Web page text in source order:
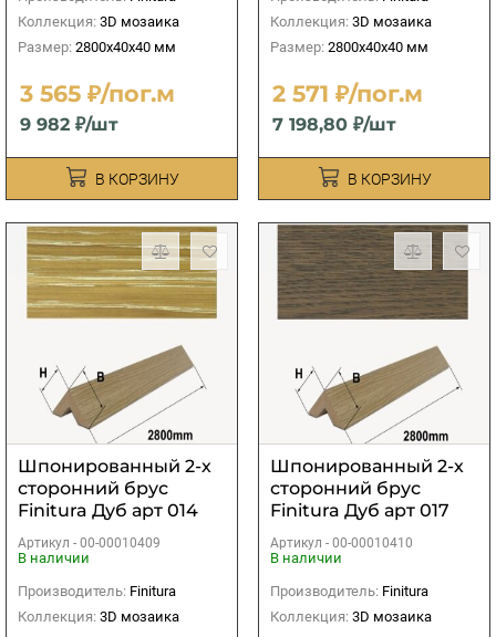
Коллекция: 3D мозаика
Размер: 2800х40х40 мм
3 565 ₽/пог.м
9 982 ₽/шт
В КОРЗИНУ
Коллекция: 3D мозаика
Размер: 2800х40х40 мм
2 571 ₽/пог.м
7 198,80 ₽/шт
В КОРЗИНУ
Шпонированный 2-х
сторонний брус
Finitura Дуб арт 014
40х40х2800 мм
Артикул - 00-00010409
В наличии
Производитель: Finitura
Коллекция: 3D мозаика
Шпонированный 2-х
сторонний брус
Finitura Дуб арт 017
40х40х2800 мм
Артикул - 00-00010410
В наличии
Производитель: Finitura
Коллекция: 3D мозаика